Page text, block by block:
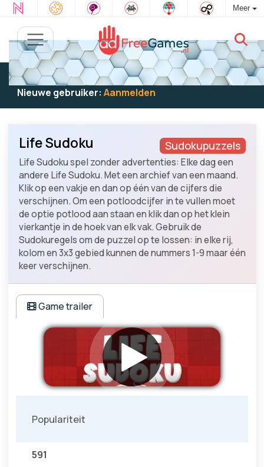
Meer
Bestaande gebruiker: Log in
om te spelen
Nieuwe gebruiker: Aanmelden
Sudokupuzzels
Life Sudoku
Life Sudoku spel zonder advertenties: Elke dag een
andere Life Sudoku. Met een archief van een maand.
Klik op een vakje en dan op één van de cijfers die
verschijnen. Om een potloodcijfer in te vullen moet
de optie potlood aan staan en klik dan op het klein
vierkantje in de hoek van elk vak. Gebruik de
Sudokuregels om de puzzel op te lossen: in elke rij,
kolom en 3x3 gebied kunnen de nummers 1-9 maar één
keer verschijnen.
Game trailer
Populariteit
591